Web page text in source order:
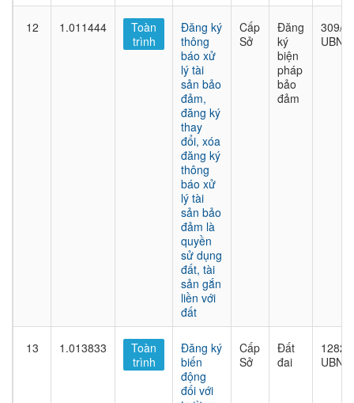
12 1.011444
Toàn
trình
Đăng ký
thông
báo xử
lý tài
sản bảo
đảm,
đăng ký
thay
đổi, xóa
đăng ký
thông
báo xử
lý tài
sản bảo
đảm là
quyền
sử dụng
đất, tài
sản gắn
liền với
đất
Cấp
Sở
Đăng
ký
biện
pháp
bảo
đảm
309/
UBND
13 1.013833
Toàn
trình
Đăng ký
biến
động
đối với
Cấp
Sở
Đất
đai
1282/
UBND